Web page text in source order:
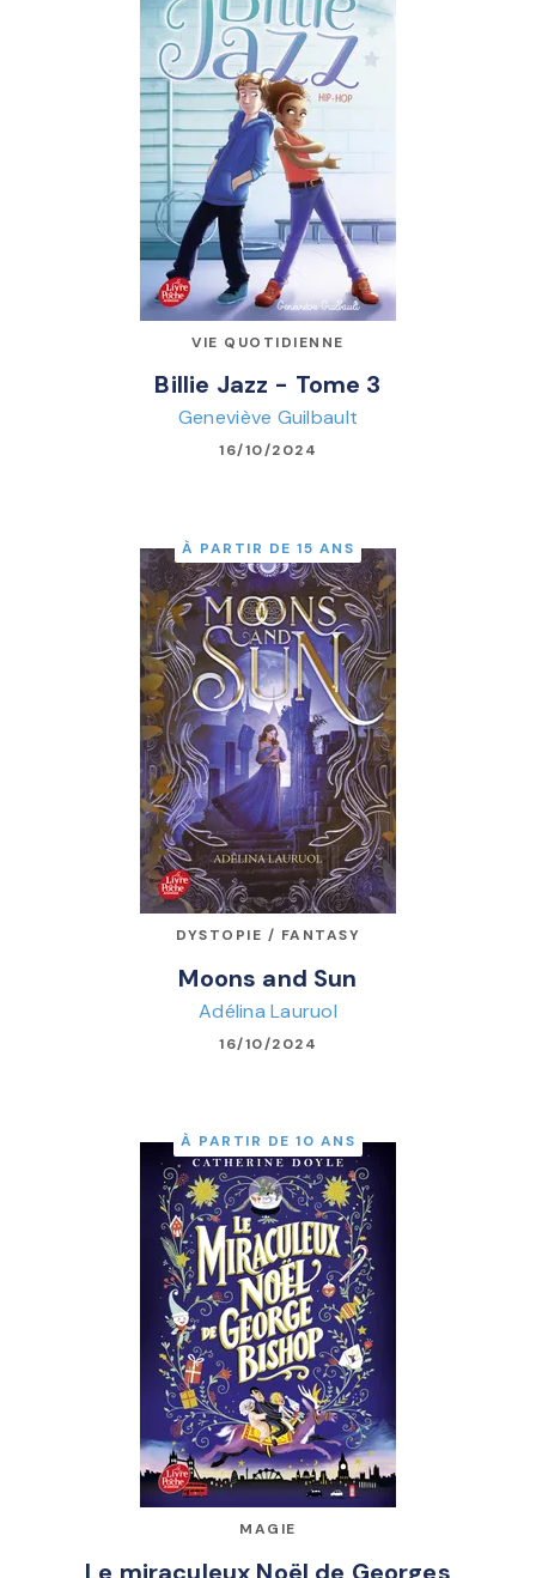
VIE QUOTIDIENNE
Billie Jazz - Tome 3
Geneviève Guilbault
16/10/2024
À PARTIR DE 15 ANS
DYSTOPIE / FANTASY
Moons and Sun
Adélina Lauruol
16/10/2024
À PARTIR DE 10 ANS
MAGIE
Le miraculeux Noël de Georges